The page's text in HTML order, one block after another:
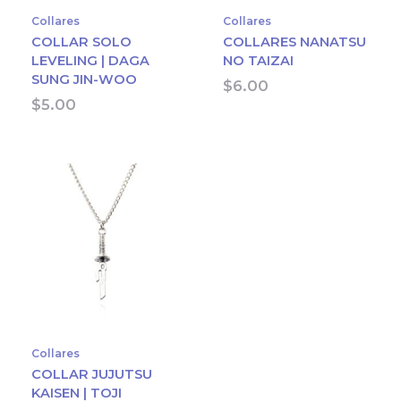
Collares
COLLAR SOLO
LEVELING | DAGA
SUNG JIN-WOO
$5.00
Collares
COLLARES NANATSU
NO TAIZAI
$6.00
Collares
COLLAR JUJUTSU
KAISEN | TOJI